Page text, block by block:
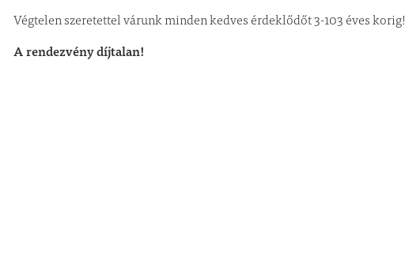
Végtelen szeretettel várunk minden kedves érdeklődőt 3-103 éves korig!
A rendezvény díjtalan!